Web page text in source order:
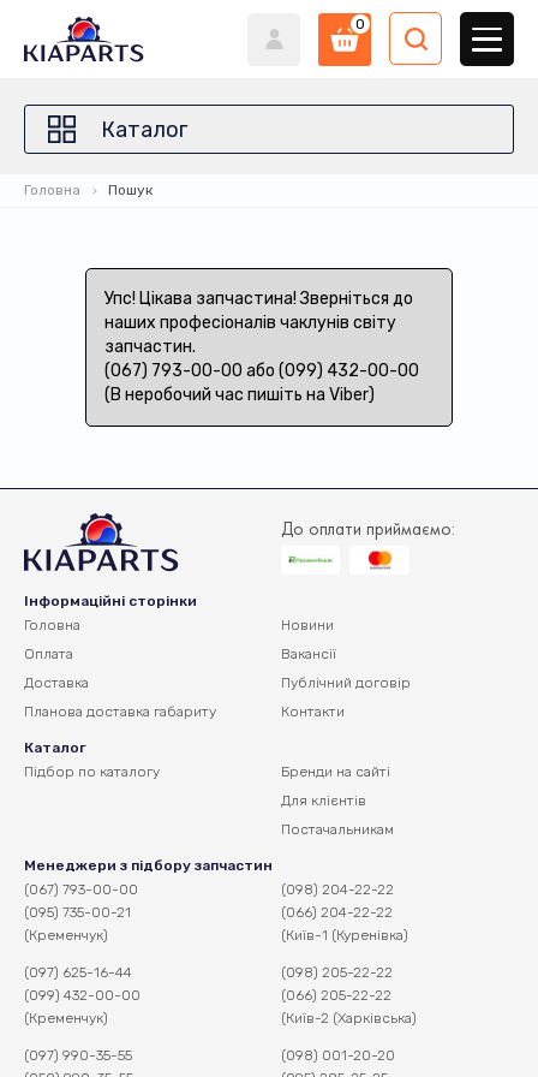
0
Каталог
Головна Пошук
Упс! Цікава запчастина! Зверніться до
наших професіоналів чаклунів світу
запчастин.
(067) 793-00-00 або (099) 432-00-00
(В неробочий час пишіть на Viber)
До оплати приймаємо:
Інформаційні сторінки
Головна
Оплата
Доставка
Планова доставка габариту
Новини
Вакансії
Публічний договір
Контакти
Каталог
Підбор по каталогу
Бренди на сайті
Для клієнтів
Постачальникам
Менеджери з підбору запчастин
(067) 793-00-00
(095) 735-00-21
(Кременчук)
(097) 625-16-44
(099) 432-00-00
(Кременчук)
(097) 990-35-55
(098) 204-22-22
(066) 204-22-22
(Київ-1 (Куренівка)
(098) 205-22-22
(066) 205-22-22
(Київ-2 (Харківська)
(098) 001-20-20